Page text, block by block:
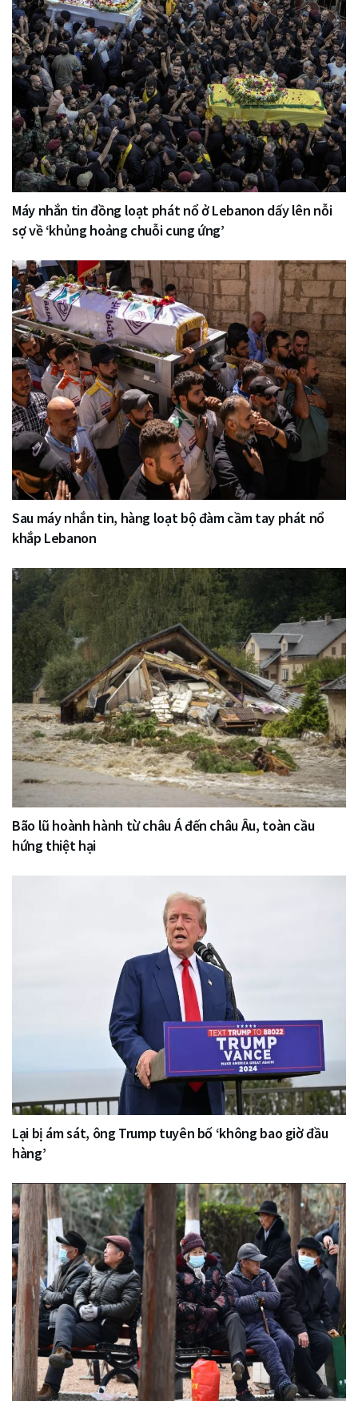
Máy nhắn tin đồng loạt phát nổ ở Lebanon dấy lên nỗi
sợ về ‘khủng hoảng chuỗi cung ứng’
Sau máy nhắn tin, hàng loạt bộ đàm cầm tay phát nổ
khắp Lebanon
Bão lũ hoành hành từ châu Á đến châu Âu, toàn cầu
hứng thiệt hại
Lại bị ám sát, ông Trump tuyên bố ‘không bao giờ đầu
hàng’